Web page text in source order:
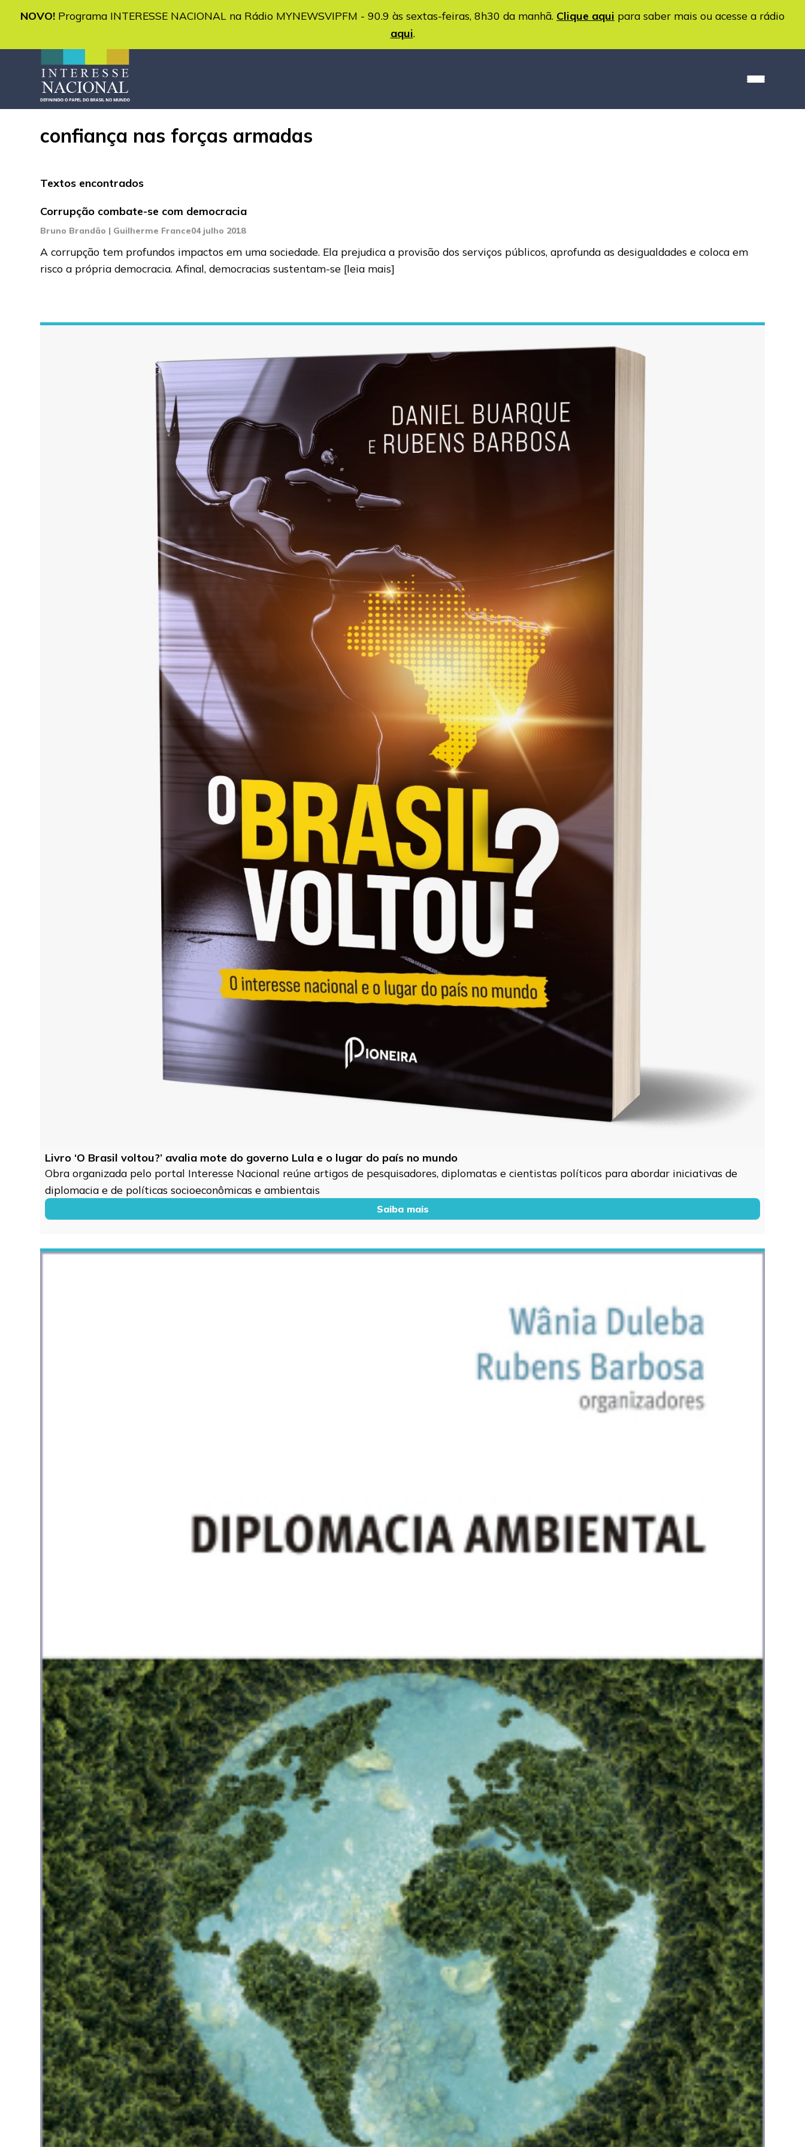
NOVO! Programa INTERESSE NACIONAL na Rádio MYNEWSVIPFM - 90.9 às sextas-feiras, 8h30 da manhã. Clique aqui para saber mais ou acesse a rádio
aqui.
confiança nas forças armadas
Textos encontrados
Corrupção combate-se com democracia
Bruno Brandão | Guilherme France04 julho 2018
A corrupção tem profundos impactos em uma sociedade. Ela prejudica a provisão dos serviços públicos, aprofunda as desigualdades e coloca em
risco a própria democracia. Afinal, democracias sustentam-se [leia mais]
Livro ‘O Brasil voltou?’ avalia mote do governo Lula e o lugar do país no mundo
Obra organizada pelo portal Interesse Nacional reúne artigos de pesquisadores, diplomatas e cientistas políticos para abordar iniciativas de
diplomacia e de políticas socioeconômicas e ambientais
Saiba mais